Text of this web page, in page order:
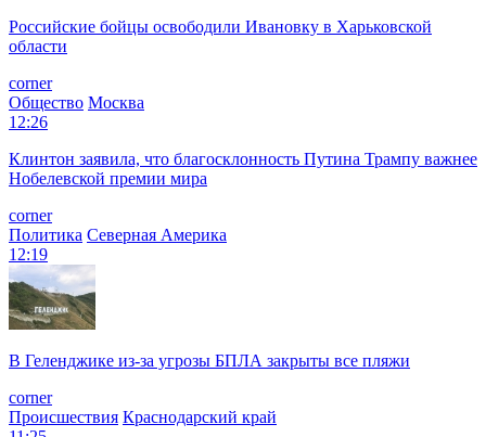
Российские бойцы освободили Ивановку в Харьковской
области
corner
Общество Москва
12:26
Клинтон заявила, что благосклонность Путина Трампу важнее
Нобелевской премии мира
corner
Политика Северная Америка
12:19
В Геленджике из-за угрозы БПЛА закрыты все пляжи
corner
Происшествия Краснодарский край